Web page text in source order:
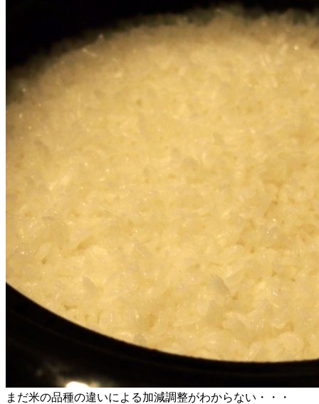
まだ米の品種の違いによる加減調整がわからない・・・